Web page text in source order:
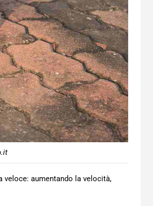
veloce: aumentando la velocità,